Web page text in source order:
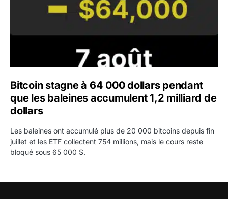
Bitcoin stagne à 64 000 dollars pendant
que les baleines accumulent 1,2 milliard de
dollars
Les baleines ont accumulé plus de 20 000 bitcoins depuis fin
juillet et les ETF collectent 754 millions, mais le cours reste
bloqué sous 65 000 $.